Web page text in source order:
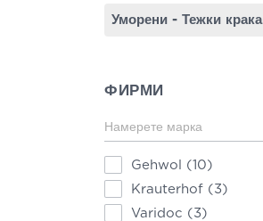
Уморени - Тежки крака
ФИРМИ
Gehwol
(10)
Krauterhof (3)
Varidoc (3)